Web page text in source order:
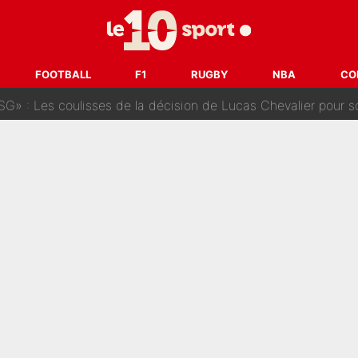
FOOTBALL F1 RUGBY NBA
: Le mercato du PSG va faire des victimes dans
ne vienne pas» : Le soulagement de l'After Foot après le
: Les coulisses de la décision de Lucas Chevalier pour